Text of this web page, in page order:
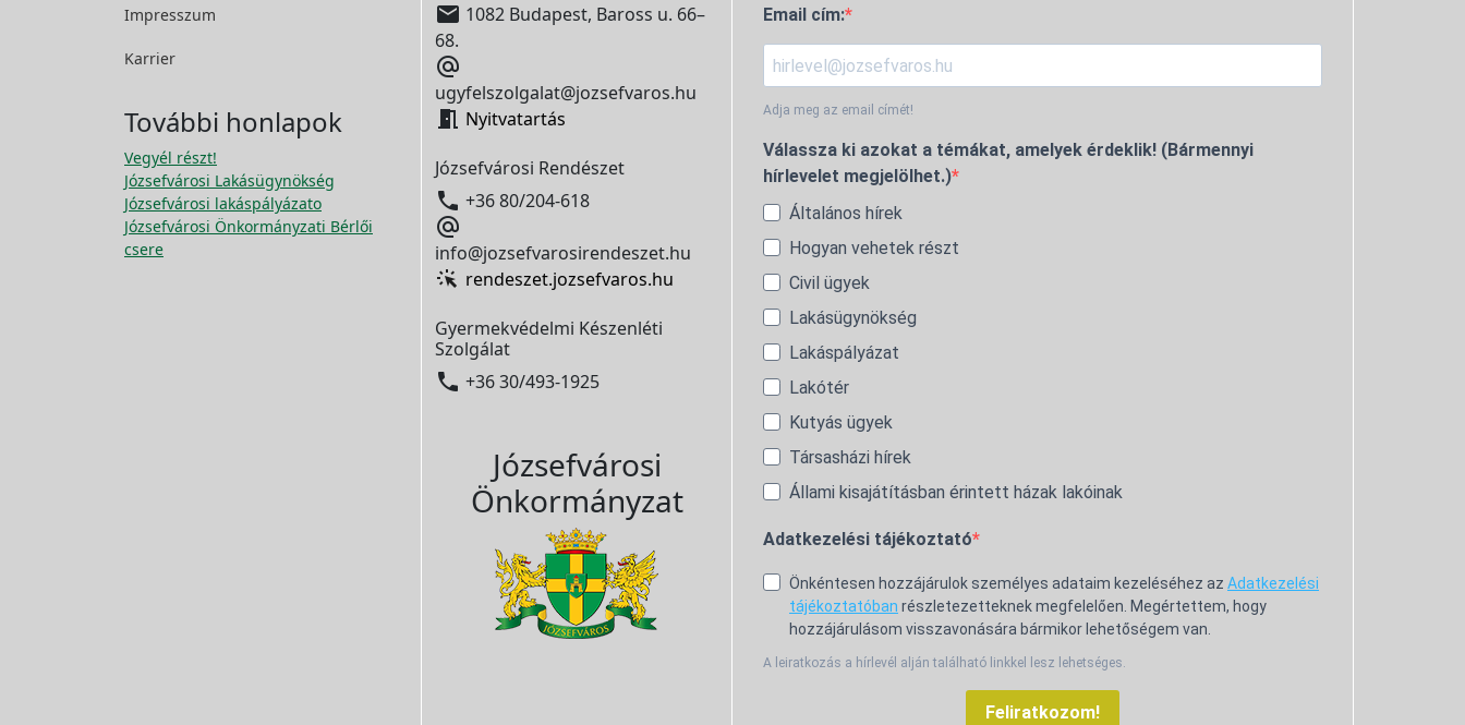
Impresszum
Karrier
További honlapok
Vegyél részt!
Józsefvárosi Lakásügynökség
Józsefvárosi lakáspályázato
Józsefvárosi Önkormányzati Bérlői
csere
 1082 Budapest, Baross u. 66–
68.

ugyfelszolgalat@jozsefvaros.hu
 Nyitvatartás
Józsefvárosi Rendészet
 +36 80/204-618

info@jozsefvarosirendeszet.hu
rendeszet.jozsefvaros.hu
Gyermekvédelmi Készenléti
Szolgálat
 +36 30/493-1925
Józsefvárosi
Önkormányzat
Email cím:
Adja meg az email címét!
Válassza ki azokat a témákat, amelyek érdeklik! (Bármennyi
hírlevelet megjelölhet.)
Általános hírek
Hogyan vehetek részt
Civil ügyek
Lakásügynökség
Lakáspályázat
Lakótér
Kutyás ügyek
Társasházi hírek
Állami kisajátításban érintett házak lakóinak
Adatkezelési tájékoztató
Önkéntesen hozzájárulok személyes adataim kezeléséhez az Adatkezelési
tájékoztatóban részletezetteknek megfelelően. Megértettem, hogy
hozzájárulásom visszavonására bármikor lehetőségem van.
A leiratkozás a hírlevél alján található linkkel lesz lehetséges.
Feliratkozom!